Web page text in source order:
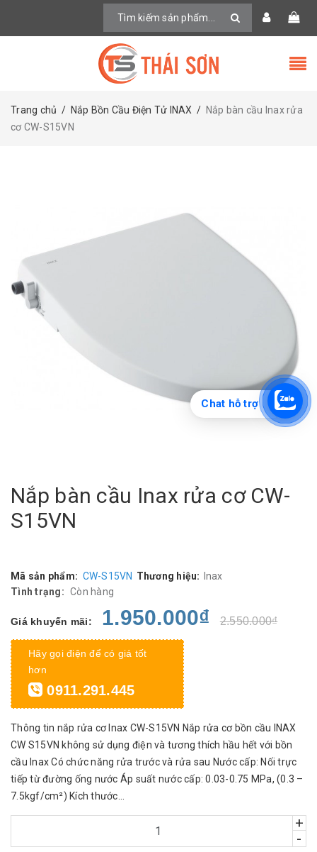
Trang chủ / Nắp Bồn Cầu Điện Tử INAX / Nắp bàn cầu Inax rửa
cơ CW-S15VN
Nắp bàn cầu Inax rửa cơ CW-
S15VN
Mã sản phẩm: CW-S15VN Thương hiệu:
Inax
Tình trạng: Còn hàng
Giá khuyến mãi: 1.950.000₫ 2.550.000₫
Hãy gọi điện để có giá tốt
hơn
0911.291.445
Thông tin nắp rửa cơ Inax CW-S15VN Nắp rửa cơ bồn cầu INAX
CW S15VN không sử dụng điện và tương thích hầu hết với bồn
cầu Inax Có chức năng rửa trước và rửa sau Nước cấp: Nối trực
tiếp từ đường ống nước Áp suất nước cấp: 0.03-0.75 MPa, (0.3 –
7.5kgf/cm²) Kích thước...
+
-
Chat hỗ trợ